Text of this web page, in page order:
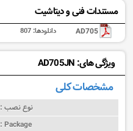
مستندات فنی و دیتاشیت
AD705 دانلودها: 807
ویژگی های: AD705JN
مشخصات کلی
نوع نصب :
Package :